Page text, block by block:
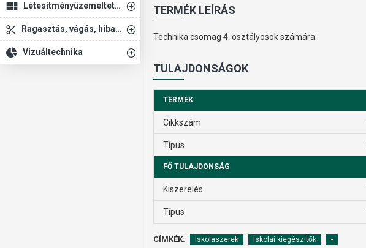
Létesítményüzemeltetés
Ragasztás, vágás, hibajavítás
Vizuáltechnika
TERMÉK LEÍRÁS
Technika csomag 4. osztályosok számára.
TULAJDONSÁGOK
TERMÉK
Cikkszám
Típus
FŐ TULAJDONSÁG
Kiszerelés
Típus
CÍMKÉK: Iskolaszerek Iskolai kiegészítők -